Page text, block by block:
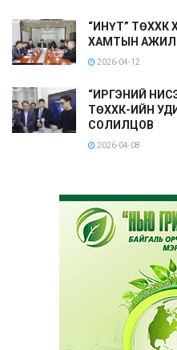
“ИНҮТ” ТӨХХК
ХАМТЫН
2026-04-12
“ИРГЭНИЙ
ТӨХХК-ИЙН
СОЛИЛЦОВ
2026-04-08